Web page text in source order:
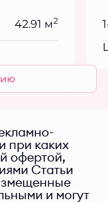
42.91 м2
при каких
офертой,
Статьи
и могут